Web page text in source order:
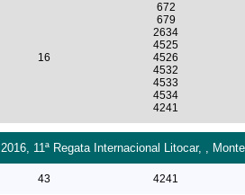
16
672
679
2634
4525
4526
4532
4533
4534
4241
2016, 11ª Regata Internacional Litocar, ,
43 4241